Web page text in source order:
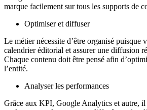
marque facilement sur tous les supports de
Optimiser et diffuser
Le métier nécessite d’être organisé puisque
calendrier éditorial et assurer une diffusion
Chaque contenu doit être pensé afin
l’entité.
Analyser les performances
Grâce aux KPI, Google Analytics et autre, il